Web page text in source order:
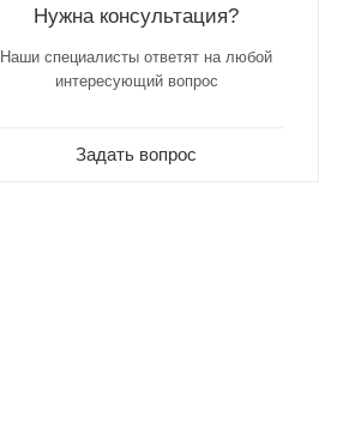
Нужна консультация?
Наши специалисты ответят на любой
интересующий вопрос
Задать вопрос